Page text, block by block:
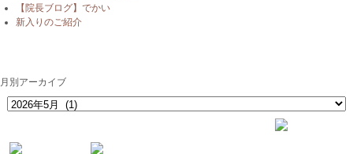
【院長ブログ】でかい
新入りのご紹介
月別アーカイブ